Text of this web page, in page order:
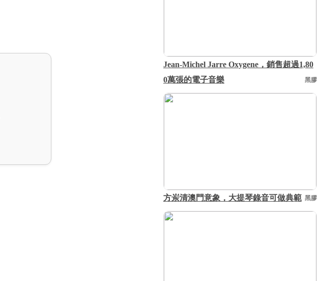
Jean-Michel Jarre Oxygene，銷售超過1,80
0萬張的電子音樂
黑膠
方岽清澳門意象，大提琴錄音可做典範 黑膠